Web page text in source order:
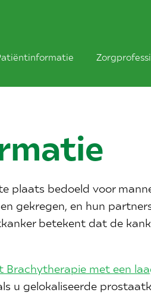
plaats bedoeld voor
gekregen, en hun
betekent dat de
Brachytherapie met een
u gelokaliseerde